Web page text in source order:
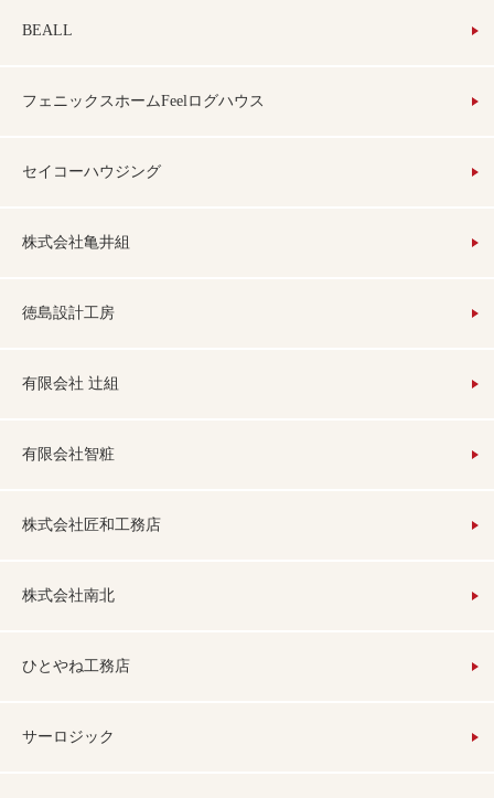
BEALL
フェニックスホームFeelログハウス
セイコーハウジング
株式会社亀井組
徳島設計工房
有限会社 辻組
有限会社智粧
株式会社匠和工務店
株式会社南北
ひとやね工務店
サーロジック